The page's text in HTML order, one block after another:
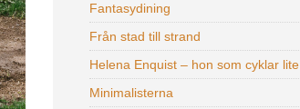
Fantasydining
Från stad till strand
Helena Enquist – hon som cyklar lite
Minimalisterna